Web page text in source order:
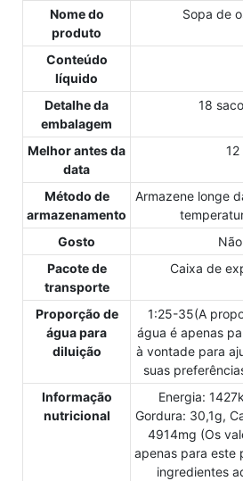
Nome do
produto
Sopa de
Conteúdo
líquido
Detalhe da
embalagem
18
Melhor antes da
data
12
Método de
armazenamento
Armazene longe
Gosto
Pacote de
transporte
Caixa de
Proporção de
água para
diluição
1:25-35(A
água é apenas
à vontade para
suas
Informação
nutricional
Energia:
Gordura: 30,1g,
4914mg (Os
apenas para este
ingredientes